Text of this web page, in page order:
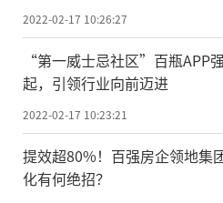
2022-02-17 10:26:27
“第一威士忌社区”百瓶APP
起，引领行业向前迈进
2022-02-17 10:23:21
提效超80%！百强房企领地集
化有何绝招？